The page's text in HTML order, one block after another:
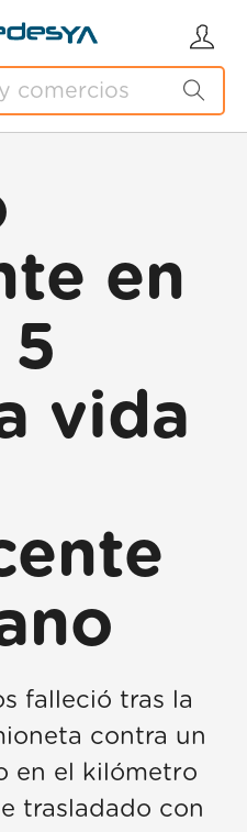
en
5
vida
falleció tras la
contra un
en el kilómetro
trasladado con